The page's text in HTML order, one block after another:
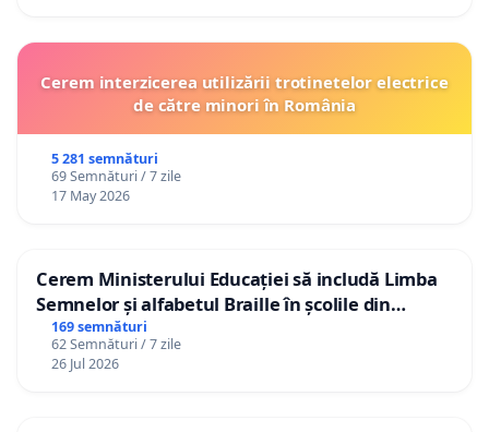
Cerem interzicerea utilizării trotinetelor electrice
de către minori în România
5 281 semnături
69 Semnături / 7 zile
17 May 2026
Cerem Ministerului Educației să includă Limba
Semnelor și alfabetul Braille în școlile din
Republica Moldova!
169 semnături
62 Semnături / 7 zile
26 Jul 2026